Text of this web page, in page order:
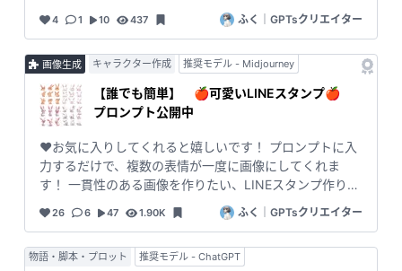
すね！
4 1 10 437 ふく｜GPTsクリエイター
画像生成 キャラクター作成 推奨モデル - Midjourney
【誰でも簡単】 🍎可愛いLINEスタンプ🍎
プロンプト公開中
❤️お気に入りしてくれると嬉しいです！ プロンプトに入
力するだけで、複数の表情が一度に画像にしてくれま
す！ 一貫性のある画像を作りたい、LINEスタンプ作りた
26 6 47 1.90K ふく｜GPTsクリエイター
物語・脚本・プロット 推奨モデル - ChatGPT